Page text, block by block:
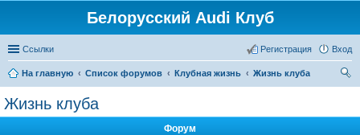
Белорусский Audi Клуб
Ссылки Вход
Регистрация
На главную Список форумов Клубная жизнь
Жизнь клуба
Жизнь клуба
Форум